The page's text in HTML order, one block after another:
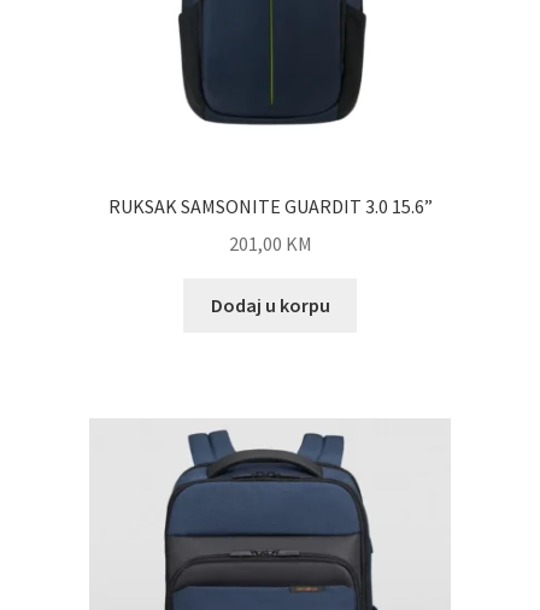
RUKSAK SAMSONITE GUARDIT 3.0 15.6”
201,00 KM
Dodaj u korpu